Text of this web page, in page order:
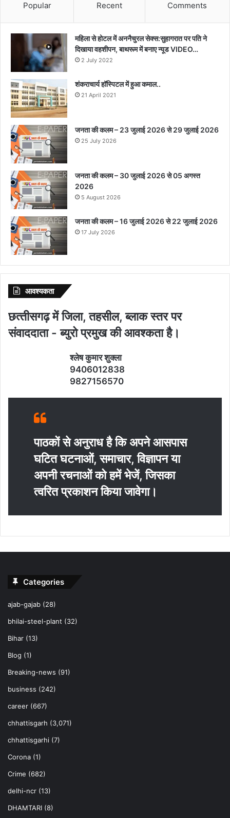
Popular Recent Comments
महिला से होटल में अननैचुरल सेक्स:सुहागरात पर पति ने
दिखाया वहशीपन, बाथरूम में बनाए न्यूड VIDEO…
2 July 2022
शंकराचार्य हॉस्पिटल में हुआ कमाल..
21 April 2021
जनता की कलम – 23 जुलाई 2026 से 29 जुलाई 2026
25 July 2026
जनता की कलम – 30 जुलाई 2026 से 05 अगस्त
2026
5 August 2026
जनता की कलम – 16 जुलाई 2026 से 22 जुलाई 2026
17 July 2026
आवश्‍यकता
छत्‍तीसगढ़ में जिला, तहसील, ब्‍लाक स्‍तर पर
संवाददाता - ब्‍युरो प्रमुख की आवश्‍कता है।
श्‍लेष कुमार शुक्‍ला
9406012838
9827156570
पाठकों से अनुराध है कि अपने आसपास
घटित घटनाओं, समाचार, विज्ञापन या
अपनी रचनाओं को हमें भेजें, जिसका
त्‍वरित प्रकाशन किया जावेगा।
Categories
ajab-gajab (28)
bhilai-steel-plant (32)
Bihar (13)
Blog (1)
Breaking-news (91)
business (242)
career (667)
chhattisgarh (3,071)
chhattisgarhi (7)
Corona (1)
Crime (682)
delhi-ncr (13)
DHAMTARI (8)